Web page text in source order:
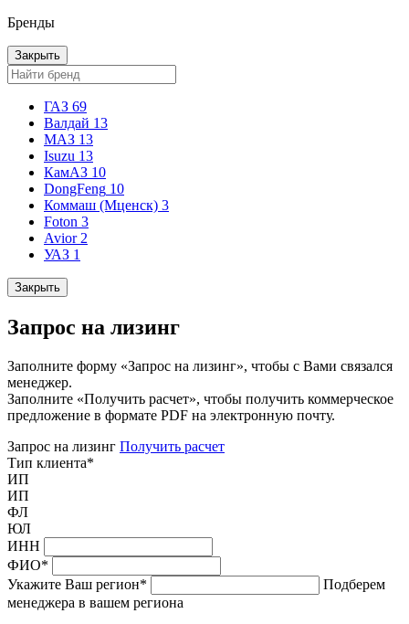
Бренды
Закрыть
ГАЗ 69
Валдай 13
МАЗ 13
Isuzu 13
КамАЗ 10
DongFeng 10
Коммаш (Мценск) 3
Foton 3
Avior 2
УАЗ 1
Закрыть
Запрос на лизинг
Заполните форму «Запрос на лизинг», чтобы с Вами связался
менеджер.
Заполните «Получить расчет», чтобы получить коммерческое
предложение в формате PDF на электронную почту.
Запрос на лизинг Получить расчет
Тип клиента*
ИП
ИП
ФЛ
ЮЛ
ИНН
ФИО*
Укажите Ваш регион*
Подберем
менеджера в вашем региона